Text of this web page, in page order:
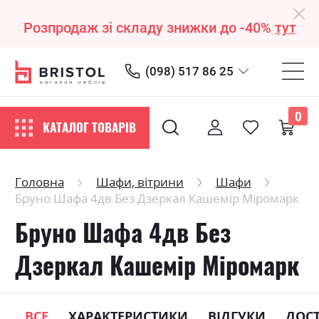
Розпродаж зі складу знижки до -40% тут
(098) 517 86 25
КАТАЛОГ ТОВАРІВ
0
Головна Шафи, вітрини
Шафи
Бруно Шафа 4дв Без Дзеркал Кашемір Міромарк
Бруно Шафа 4дв Без
Дзеркал Кашемір Міромарк